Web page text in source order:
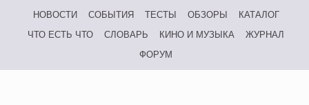
НОВОСТИ СОБЫТИЯ ТЕСТЫ ОБЗОРЫ
КАТАЛОГ
ЧТО ЕСТЬ ЧТО
СЛОВАРЬ КИНО И МУЗЫКА
ЖУРНАЛ
ФОРУМ